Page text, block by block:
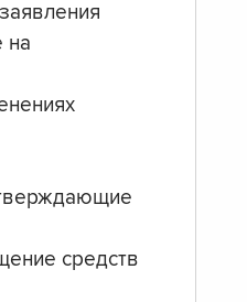
на
средств